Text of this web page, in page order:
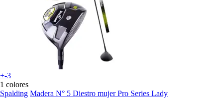
+-3
1 colores
Spalding Madera N° 5 Diestro mujer Pro Series Lady